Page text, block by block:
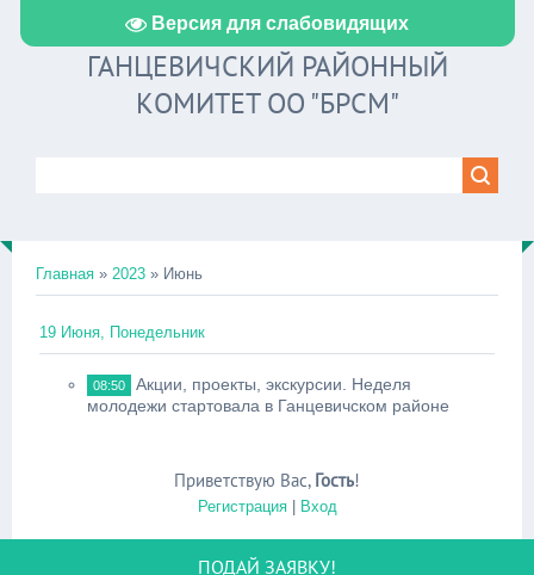
Версия для слабовидящих
ГАНЦЕВИЧСКИЙ РАЙОННЫЙ
КОМИТЕТ ОО "БРСМ"
Главная » 2023 » Июнь
19 Июня, Понедельник
08:50
Акции, проекты, экскурсии. Неделя
молодежи стартовала в Ганцевичском районе
Приветствую Вас, Гость!
Регистрация| Вход
ПОДАЙ ЗАЯВКУ!